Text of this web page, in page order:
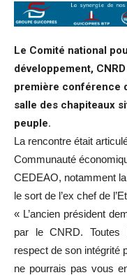
Le Comité national
développement,
première conférence
salle des chapiteaux
peuple.
La rencontre était
Communauté
CEDEAO, notamment
le sort de l’ex chef de
« L’ancien président
par le CNRD.
respect de son intégrité
ne pourrais pas vous